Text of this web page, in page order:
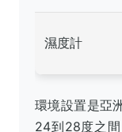
濕度計
環境設置是亞
24到28度之